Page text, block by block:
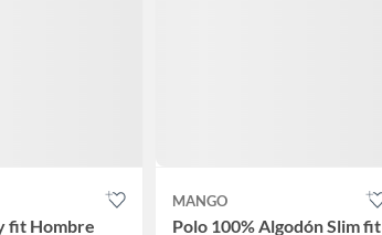
fit Hombre
MANGO
Polo 100% Algodón Slim fit